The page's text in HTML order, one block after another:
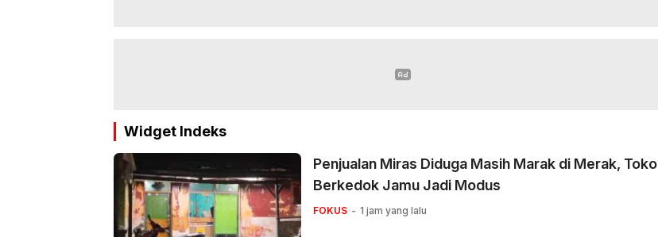
Widget Indeks
Penjualan Miras Diduga Masih Marak di Merak, Toko
Berkedok Jamu Jadi Modus
FOKUS 1 jam yang lalu